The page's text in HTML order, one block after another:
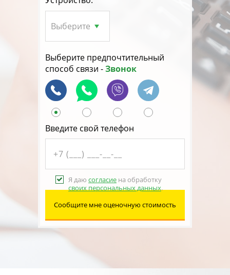
Выберите предпочтительный
способ связи -Звонок
Я даю согласие на обработку
своих персональных данных.
Введите свой телефон
Сообщите мне оценочную стоимость